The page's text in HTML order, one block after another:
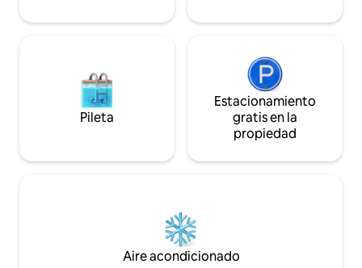
Pileta
Estacionamiento
gratis en la
propiedad
Aire acondicionado